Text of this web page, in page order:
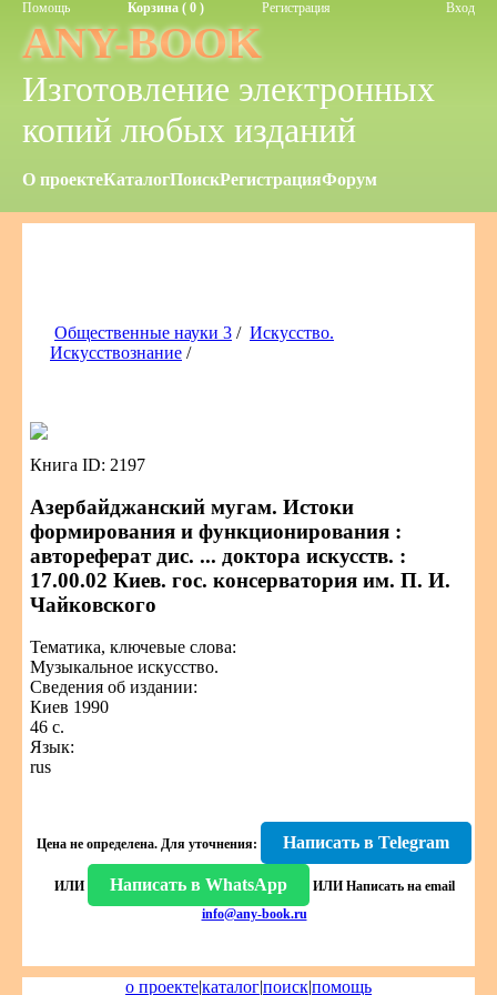
Помощь Корзина ( 0 ) Регистрация Вход
ANY-BOOK
Изготовление электронных
копий любых изданий
О проектеКаталогПоискРегистрацияФорум
Общественные науки 3 / Искусство.
Искусствознание /
Книга ID: 2197
Азербайджанский мугам. Истоки
формирования и функционирования :
автореферат дис. ... доктора искусств. :
17.00.02 Киев. гос. консерватория им. П. И.
Чайковского
Тематика, ключевые слова:
Музыкальное искусство.
Сведения об издании:
Киев 1990
46 с.
Язык:
rus
Цена не определена. Для уточнения: Написать в Telegram
ИЛИ Написать в WhatsApp ИЛИ Написать на email
info@any-book.ru
о проекте|каталог|поиск|помощь